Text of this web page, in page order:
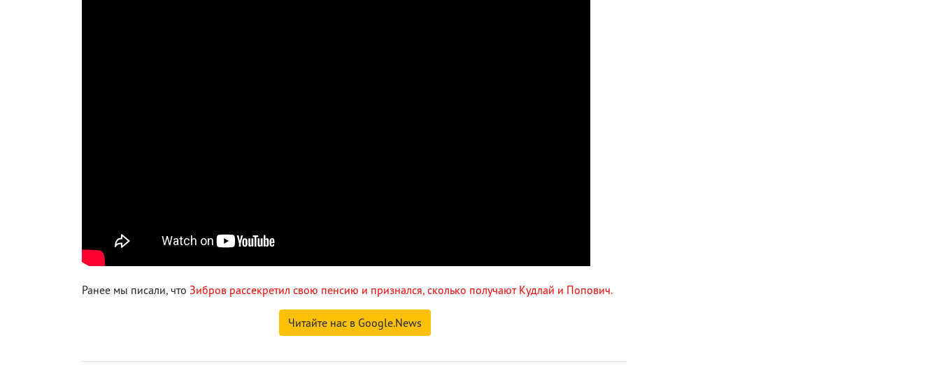
Ранее мы писали, что Зибров рассекретил свою пенсию и признался, сколько получают Кудлай и Попович.
Читайте нас в Google.News